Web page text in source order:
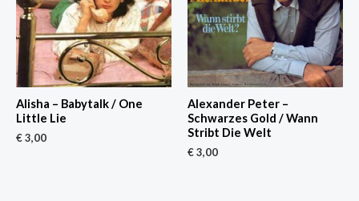
Alisha – Babytalk / One
Little Lie
€3,00
Alexander Peter –
Schwarzes Gold / Wann
Stribt Die Welt
€3,00